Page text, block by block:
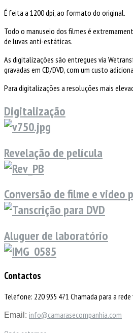
É feita a 1200 dpi, ao formato do original.
Todo o manuseio dos filmes é
de luvas anti-estáticas.
As digitalizações são entregues via
gravadas em CD/DVD, com um custo
Para digitalizações a resoluções mais
Digitalização
Revelação de película
Conversão de filme e video
Aluguer de laboratório
Contactos
Telefone: 220 935 471 Chamada para a
Email: info@camarasecompanhia.com